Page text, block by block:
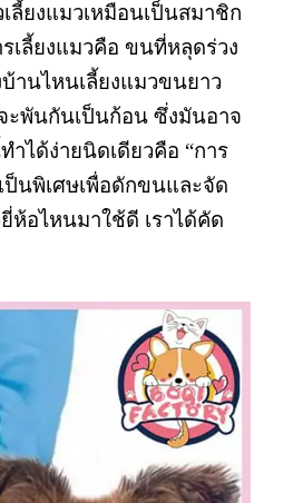
ลี้ยงแมวเหมือนเป็นสมาชิก
ลี้ยงแมวคือ ขนที่หลุดร่วง
านไหนเลี้ยงแมวขนยาว
ะพันกันเป็นก้อน ซึ่งมันอาจ
ได้ง่ายนิดเดียวคือ “การ
นพิเศษเพื่อดักขนและจัด
อไหนมาใช้ดี เราได้คัด